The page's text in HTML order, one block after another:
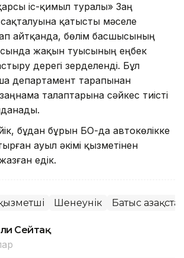
іс-қимыл туралы» Заң
қатысты мәселе
айтқанда, бөлім басшысының
жақын туысының еңбек
дерегі зерделенді. Бұл
департамент тарапынан
талаптарына сәйкес тиісті
бұдан бұрын БҚО-да автокөлікке
ауыл әкімі қызметінен
едік.
Шенеунік Батыс
Сейтақ